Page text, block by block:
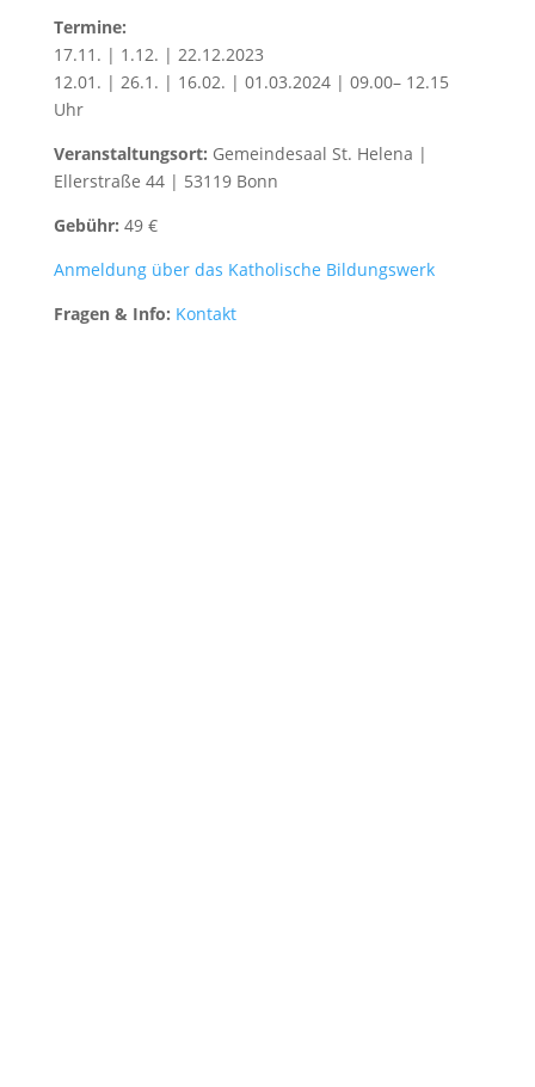
Termine:
17.11. | 1.12. | 22.12.2023
12.01. | 26.1. | 16.02. | 01.03.2024 | 09.00– 12.15
Uhr
Veranstaltungsort: Gemeindesaal St. Helena |
Ellerstraße 44 | 53119 Bonn
Gebühr: 49 €
Anmeldung über das Katholische Bildungswerk
Fragen & Info: Kontakt